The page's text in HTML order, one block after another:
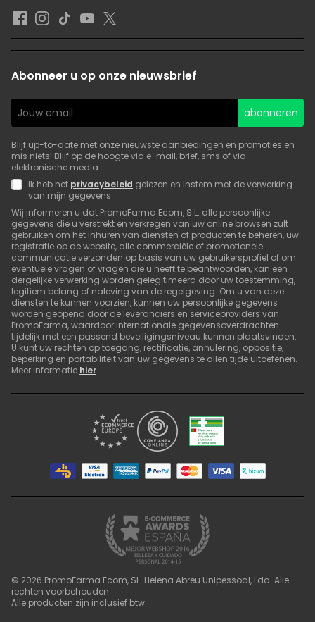
Abonneer u op onze nieuwsbrief
abonneren
Blijf up-to-date met onze nieuwste aanbiedingen en promoties en
mis niets! Blijf op de hoogte via e-mail, brief, sms of via
elektronische media
Ik heb het privacybeleid gelezen en instem met de verwerking
van mijn gegevens
Wij informeren u dat PromoFarma Ecom, S.L. alle persoonlijke
gegevens die u verstrekt en verkregen van uw online browsen zult
gebruiken om het inhuren van diensten of producten te beheren, uw
registratie op de website, alle commerciële of promotionele
communicatie verzonden op basis van uw gebruikersprofiel of om
eventuele vragen of vragen die u heeft te beantwoorden, kan een
dergelijke verwerking worden gelegitimeerd door uw toestemming,
legitiem belang of naleving van de regelgeving. Om u van deze
diensten te kunnen voorzien, kunnen uw persoonlijke gegevens
worden geopend door de leveranciers en serviceproviders van
PromoFarma, waardoor internationale gegevensoverdrachten
tijdelijk met een passend beveiligingsniveau kunnen plaatsvinden.
U kunt uw rechten op toegang, rectificatie, annulering, oppositie,
beperking en portabiliteit van uw gegevens te allen tijde uitoefenen.
Meer informatie hier.
© 2026 PromoFarma Ecom, SL. Helena Abreu Unipessoal, Lda. Alle
rechten voorbehouden.
Alle producten zijn inclusief btw.